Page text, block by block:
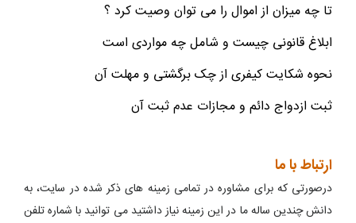
تا چه میزان از اموال را می توان وصیت کرد ؟
ابلاغ قانونی چیست و شامل چه مواردی است
نحوه شکایت کیفری از چک برگشتی و مهلت آن
ثبت ازدواج دائم و مجازات عدم ثبت آن
ارتباط با ما
درصورتی که برای مشاوره در تمامی زمینه های ذکر شده در سایت، به
دانش چندین ساله ما در این زمینه نیاز داشتید می توانید با شماره تلفن